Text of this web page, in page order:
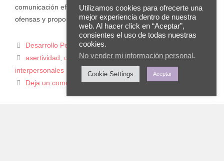
comunicación efectiva, cómo evitar convertir las palabras en
ofensas y proporcionar … Leer más
Desarrollo Personal
asertividad,comunicacion,conflictos,relaciones
interpersonales
Deja un comentario
Utilizamos cookies para ofrecerte una
mejor experiencia dentro de nuestra
web. Al hacer click en “Aceptar”,
consientes el uso de todas nuestras
cookies.
No vender mi información personal .
Cookie Settings Aceptar